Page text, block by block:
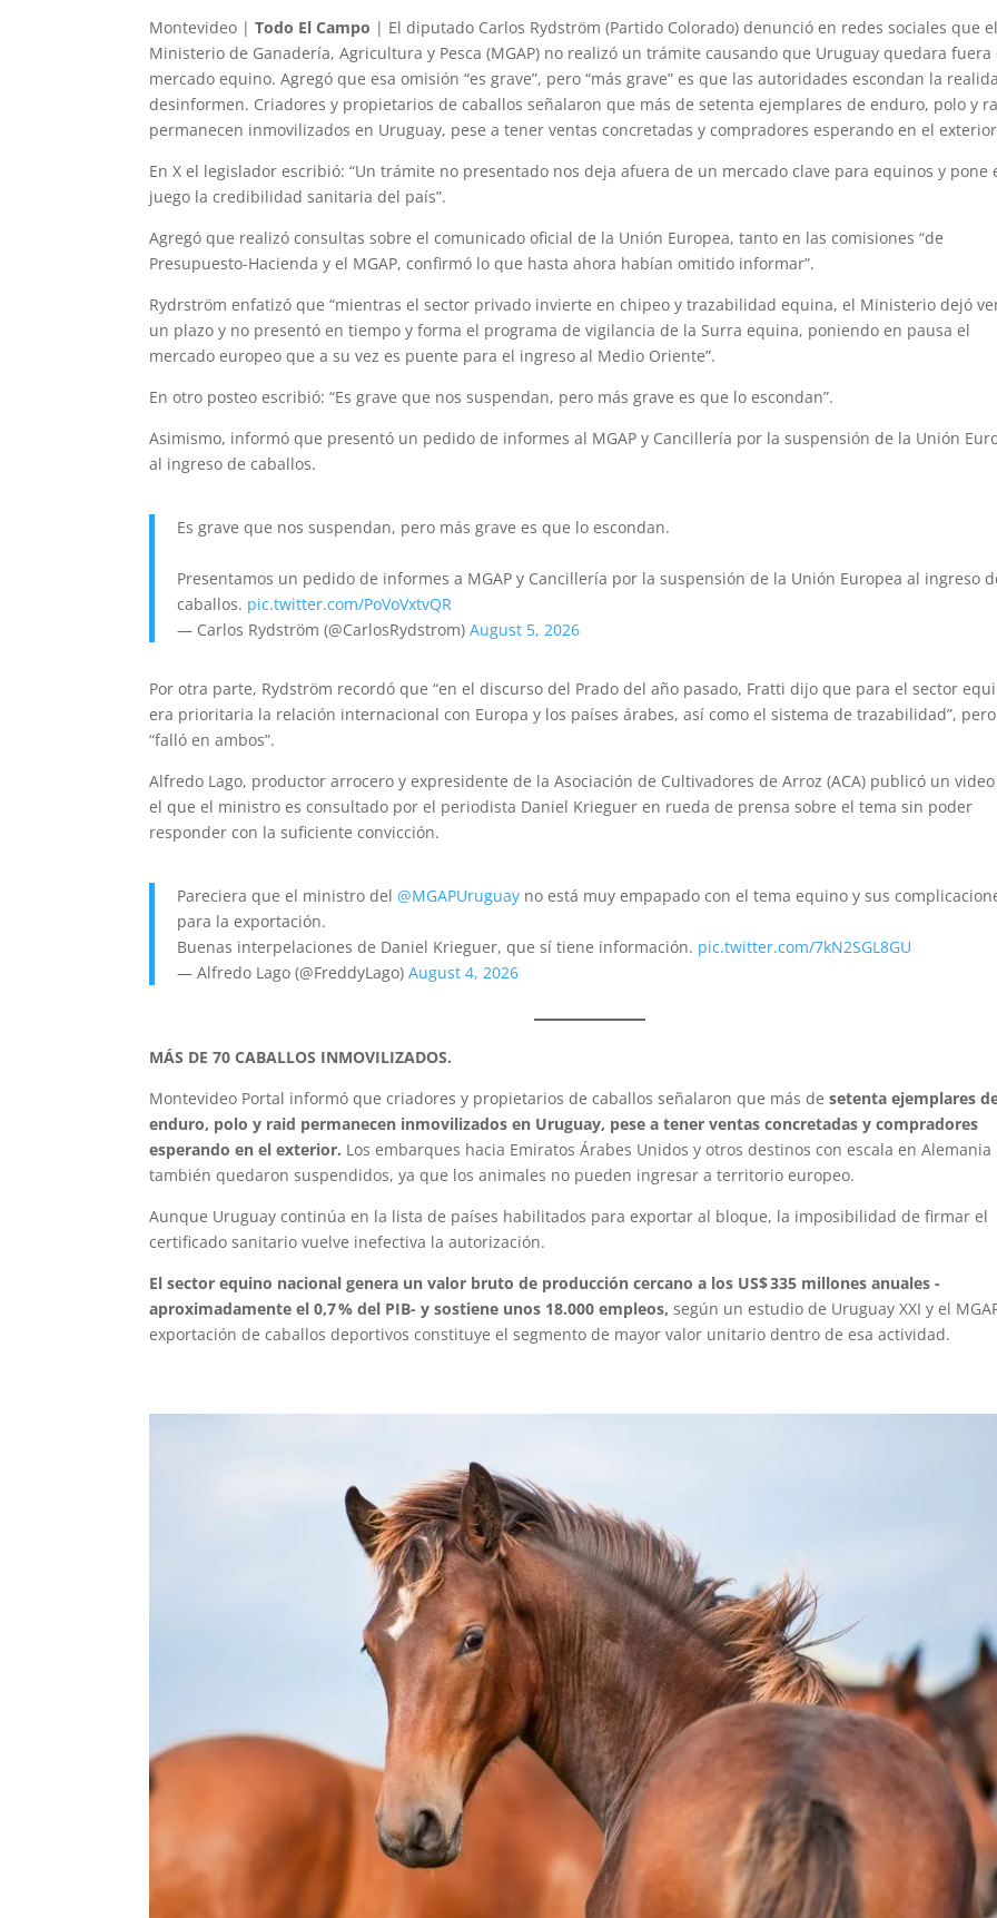
Montevideo |Todo El Campo | El diputado Carlos Rydström (Partido Colorado) denunció en redes sociales que el
Ministerio de Ganadería, Agricultura y Pesca (MGAP) no realizó un trámite causando que Uruguay quedara fuera
mercado equino. Agregó que esa omisión “es grave”, pero “más grave” es que las autoridades escondan la
desinformen. Criadores y propietarios de caballos señalaron que más de setenta ejemplares de enduro, polo y
permanecen inmovilizados en Uruguay, pese a tener ventas concretadas y compradores esperando en el
En X el legislador escribió: “Un trámite no presentado nos deja afuera de un mercado clave para equinos y pone
juego la credibilidad sanitaria del país”.
Agregó que realizó consultas sobre el comunicado oficial de la Unión Europea, tanto en las comisiones “de
Presupuesto-Hacienda y el MGAP, confirmó lo que hasta ahora habían omitido informar”.
Rydrström enfatizó que “mientras el sector privado invierte en chipeo y trazabilidad equina, el Ministerio dejó
un plazo y no presentó en tiempo y forma el programa de vigilancia de la Surra equina, poniendo en pausa el
mercado europeo que a su vez es puente para el ingreso al Medio Oriente”.
En otro posteo escribió: “Es grave que nos suspendan, pero más grave es que lo escondan”.
Asimismo, informó que presentó un pedido de informes al MGAP y Cancillería por la suspensión de la Unión
al ingreso de caballos.
Es grave que nos suspendan, pero más grave es que lo escondan.
Presentamos un pedido de informes a MGAP y Cancillería por la suspensión de la Unión Europea al ingreso
caballos. pic.twitter.com/PoVoVxtvQR
— Carlos Rydström (@CarlosRydstrom)August 5, 2026
Por otra parte, Rydström recordó que “en el discurso del Prado del año pasado, Fratti dijo que para el sector
era prioritaria la relación internacional con Europa y los países árabes, así como el sistema de trazabilidad”,
“falló en ambos”.
Alfredo Lago, productor arrocero y expresidente de la Asociación de Cultivadores de Arroz (ACA) publicó un
el que el ministro es consultado por el periodista Daniel Krieguer en rueda de prensa sobre el tema sin poder
responder con la suficiente convicción.
Pareciera que el ministro del@MGAPUruguay no está muy empapado con el tema equino y sus
para la exportación.
Buenas interpelaciones de Daniel Krieguer, que sí tiene información. pic.twitter.com/7kN2SGL8GU
— Alfredo Lago (@FreddyLago)August 4, 2026
MÁS DE 70 CABALLOS INMOVILIZADOS.
Montevideo Portal informó que criadores y propietarios de caballos señalaron que más desetenta ejemplares
enduro, polo y raid permanecen inmovilizados en Uruguay, pese a tener ventas concretadas y compradores
esperando en el exterior. Los embarques hacia Emiratos Árabes Unidos y otros destinos con escala en Alemania
también quedaron suspendidos, ya que los animales no pueden ingresar a territorio europeo.
Aunque Uruguay continúa en la lista de países habilitados para exportar al bloque, la imposibilidad de firmar el
certificado sanitario vuelve inefectiva la autorización.
El sector equino nacional genera un valor bruto de producción cercano a los US$ 335 millones anuales -
aproximadamente el 0,7 % del PIB- y sostiene unos 18.000 empleos,según un estudio de Uruguay XXI y el
exportación de caballos deportivos constituye el segmento de mayor valor unitario dentro de esa actividad.